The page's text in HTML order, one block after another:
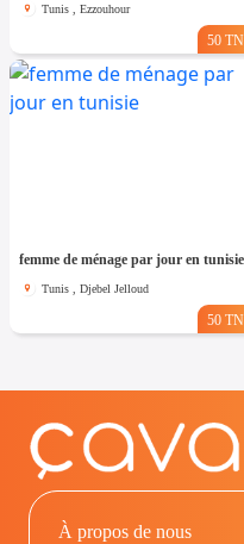
Tunis , Ezzouhour
50
femme de ménage par jour en tunisie
Tunis , Djebel Jelloud
50
À propos de nous